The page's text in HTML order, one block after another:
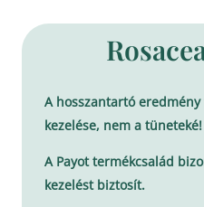
A hosszantartó
kezelése, nem a tüneteké!
A Payot termékcsalád
kezelést biztosít.